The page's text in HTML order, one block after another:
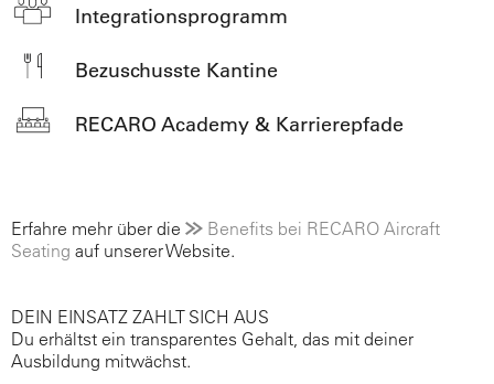
Integrationsprogramm
Bezuschusste Kantine
RECARO Academy & Karrierepfade
Erfahre mehr über die
Benefits bei RECARO Aircraft
Seating auf unserer Website.
DEIN EINSATZ ZAHLT SICH AUS
Du erhältst ein transparentes Gehalt, das mit deiner
Ausbildung mitwächst.